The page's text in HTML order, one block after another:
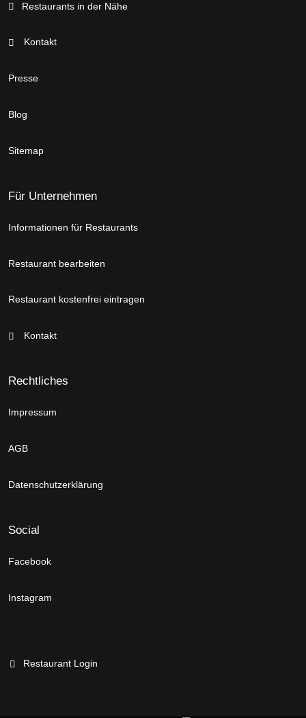
Restaurants in der Nähe
Kontakt
Presse
Blog
Sitemap
Für Unternehmen
Informationen für Restaurants
Restaurant bearbeiten
Restaurant kostenfrei eintragen
Kontakt
Rechtliches
Impressum
AGB
Datenschutzerklärung
Social
Facebook
Instagram
Restaurant Login